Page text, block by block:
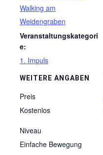
Walking am
Weidengraben
Veranstaltungskategori
e:
1. Impuls
WEITERE ANGABEN
Preis
Kostenlos
Niveau
Einfache Bewegung